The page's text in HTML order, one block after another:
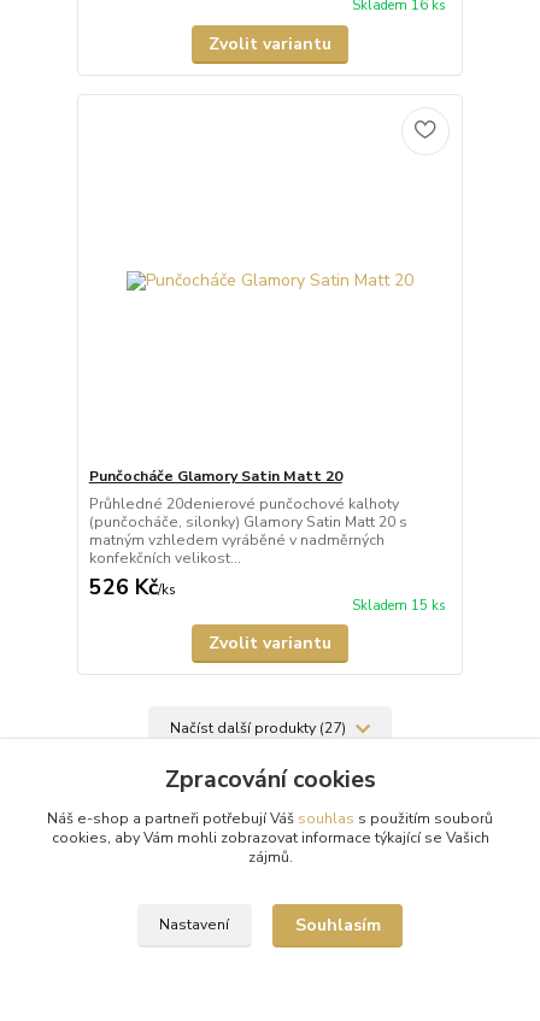
Skladem 16 ks
Zvolit variantu
Punčocháče Glamory Satin Matt 20
Průhledné 20denierové punčochové kalhoty
(punčocháče, silonky) Glamory Satin Matt 20 s
matným vzhledem vyráběné v nadměrných
konfekčních velikost...
526 Kč/ks
Skladem 15 ks
Zvolit variantu
Načíst další produkty (27)
z 3
Zpracování cookies
Náš e-shop a partneři potřebují Váš souhlas s použitím souborů
cookies, aby Vám mohli zobrazovat informace týkající se Vašich
zájmů.
Nastavení Souhlasím